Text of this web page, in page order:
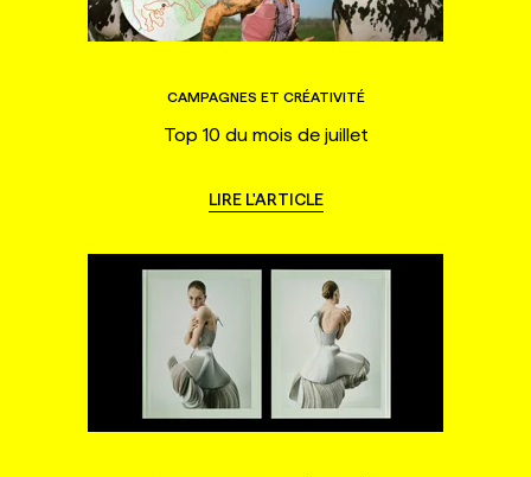
CAMPAGNES ET CRÉATIVITÉ
Top 10 du mois de juillet
LIRE L'ARTICLE